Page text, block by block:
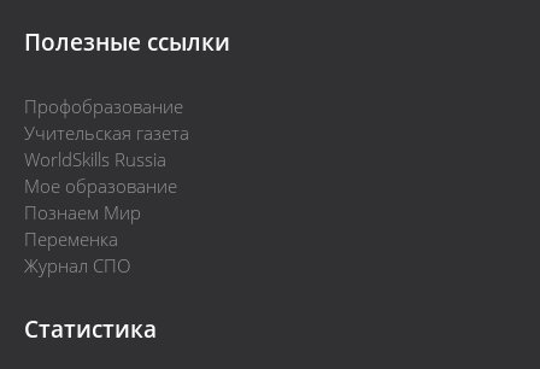
Полезные ссылки
Профобразование
Учительская газета
WorldSkills Russia
Мое образование
Познаем Мир
Переменка
Журнал СПО
Статистика